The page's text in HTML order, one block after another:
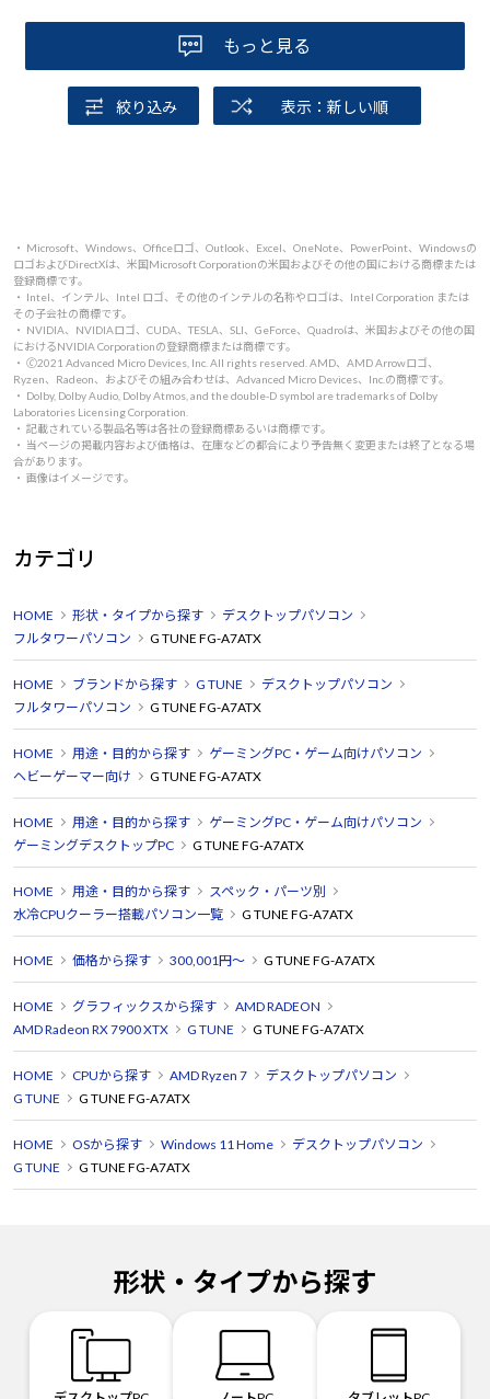
改めて外観を観察すると何か足りない。思い当ったので
グラボのディップスイッチをＯＮ。七色に輝く。これこそ
ゲーミングＰＣというものだ。美しく迫力がある。
さして重いタイトルを持っていないので取り合えずエル
デンリングを起動。ＷＱＨＤ環境の品質設定：最高でGPU
使用率60％いかない。苦手とされるＲＴも最高にしてみ
る。ＧＰＵはフル稼働状態だが問題無くプレイ出来る。ラ
デオンはレイトレーシングは駄目だと誰が言った。気が付
くとＧＰＵホットスポット温度が105°。レイトレは諦める
こととする。
いや、諦めきれない。続けてAMDがくれたモンハンワイ
ルズを画質ウルトラRT高設定でプレイ。もりもりホットス
わらない。ちょっと試した所、このタイトルはレイトレの
オンオフよりｆｐｓを減らした方がＧＰＵが休まるよう
定。
3週間チョイ使ってゲーミング性能に不満は無し。という
か僕には過剰だわ。
トラブルはブラウジング中のブラックスクリーンが何度
か。スチームとエッジのグラフィックアクセラレータの使
いままで爆音のゲーミングノートを使っていたせいか騒
音は気にならず。
いいですよカッコイイPCのある生活。
もっと見る
絞り込み 表示：新しい順
・ Microsoft、Windows、Officeロゴ、Outlook、Excel、OneNote、PowerPoint、Windowsの
ロゴおよびDirectXは、米国Microsoft Corporationの米国およびその他の国における商標または
登録商標です。
・ Intel、インテル、Intel ロゴ、その他のインテルの名称やロゴは、Intel Corporation または
その子会社の商標です。
・ NVIDIA、NVIDIAロゴ、CUDA、TESLA、SLI、GeForce、Quadroは、米国およびその他の国
におけるNVIDIA Corporationの登録商標または商標です。
・ 🄫2021 Advanced Micro Devices, Inc. All rights reserved. AMD、AMD Arrowロゴ、
Ryzen、Radeon、およびその組み合わせは、Advanced Micro Devices、Inc.の商標です。
・ Dolby, Dolby Audio, Dolby Atmos, and the double-D symbol are trademarks of Dolby
Laboratories Licensing Corporation.
・ 記載されている製品名等は各社の登録商標あるいは商標です。
・ 当ページの掲載内容および価格は、在庫などの都合により予告無く変更または終了となる場
合があります。
・ 画像はイメージです。
カテゴリ
HOME 形状・タイプから探す
デスクトップパソコン
フルタワーパソコン
G TUNE FG-A7ATX
HOME ブランドから探す G TUNE
デスクトップパソコン
フルタワーパソコン
G TUNE FG-A7ATX
HOME 用途・目的から探す
ゲーミングPC・ゲーム向けパソコン
ヘビーゲーマー向け
G TUNE FG-A7ATX
HOME 用途・目的から探す
ゲーミングPC・ゲーム向けパソコン
ゲーミングデスクトップPC
G TUNE FG-A7ATX
HOME 用途・目的から探す
スペック・パーツ別
水冷CPUクーラー搭載パソコン一覧
G TUNE FG-A7ATX
HOME 価格から探す 300,001円～ G TUNE FG-A7ATX
HOME グラフィックスから探す
AMD RADEON
AMD Radeon RX 7900 XTX
G TUNE G TUNE FG-A7ATX
HOME CPUから探す AMD Ryzen 7
デスクトップパソコン
G TUNE
G TUNE FG-A7ATX
HOME OSから探す Windows 11 Home
デスクトップパソコン
G TUNE
G TUNE FG-A7ATX
形状・タイプから探す